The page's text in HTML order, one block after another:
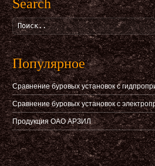
Популярное
Сравнение буровых установок с
Сравнение буровых установок с
Продукция ОАО АРЗИЛ